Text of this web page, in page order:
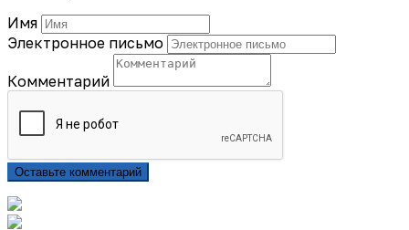
Имя
Электронное письмо
Комментарий
Оставьте комментарий